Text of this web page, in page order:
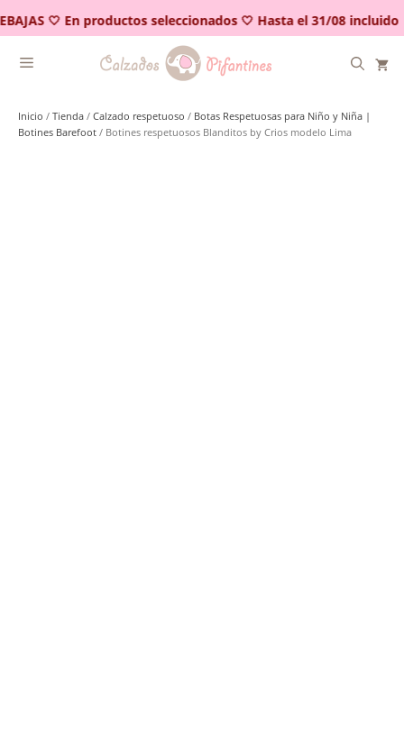
🤍 En productos seleccionados 🤍 Hasta el 31/08 incluido
al
contenido
Inicio / Tienda / Calzado respetuoso / Botas Respetuosas para Niño y Niña |
Botines Barefoot / Botines respetuosos Blanditos by Crios modelo Lima